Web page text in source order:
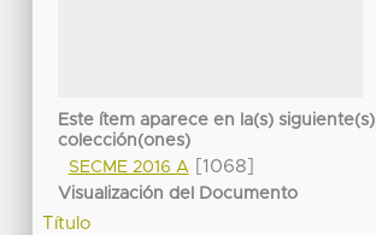
Este ítem aparece en la(s) siguiente(s)
colección(ones)
SECME 2016 A[1068]
Visualización del Documento
Título